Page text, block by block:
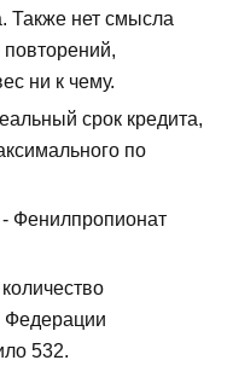
Также нет смысла
ни к чему.
срок кредита,
по
Фенилпропионат
Федерации
532.